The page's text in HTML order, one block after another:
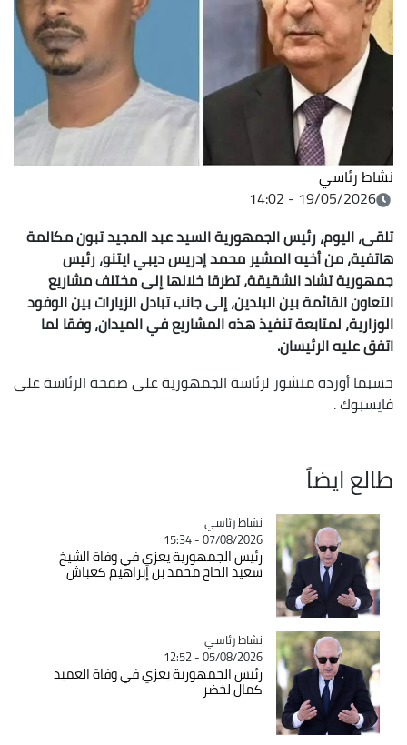
نشاط رئاسي
19/05/2026 - 14:02
تلقى، اليوم، رئيس الجمهورية السيد عبد المجيد تبون مكالمة
هاتفية، من أخيه المشير محمد إدريس ديبي ايتنو، رئيس
جمهورية تشاد الشقيقة، تطرقا خلالها إلى مختلف مشاريع
التعاون القائمة بين البلدين، إلى جانب تبادل الزيارات بين الوفود
الوزارية، لمتابعة تنفيذ هذه المشاريع في الميدان، وفقا لما
اتفق عليه الرئيسان.
حسبما أورده منشور لرئاسة الجمهورية على صفحة الرئاسة على
فايسبوك .
طالع ايضاً
Catégorie
نشاط رئاسي
07/08/2026 - 15:34
رئيس الجمهورية يعزي في وفاة الشيخ
سعيد الحاج محمد بن إبراهيم كعباش
Catégorie
نشاط رئاسي
05/08/2026 - 12:52
رئيس الجمهورية يعزي في وفاة العميد
كمال لخضر